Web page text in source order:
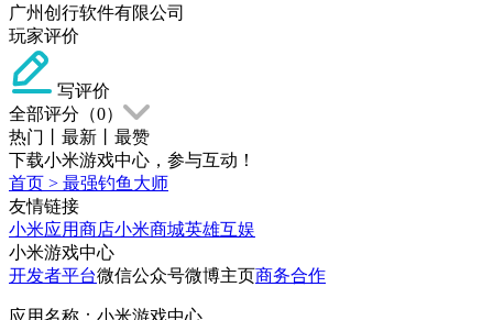
广州创行软件有限公司
玩家评价
写评价
全部评分（0）
热门
最新
最赞
下载小米游戏中心，参与互动！
首页 > 最强钓鱼大师
友情链接
小米应用商店小米商城英雄互娱
小米游戏中心
开发者平台微信公众号微博主页商务合作
应用名称：小米游戏中心